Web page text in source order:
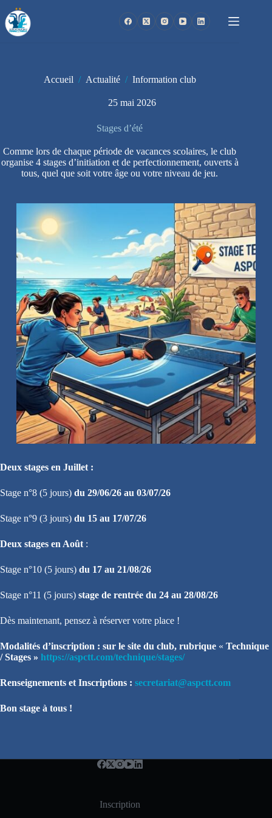
au
contenu
Accueil / Actualité / Information club
25 mai 2026
Stages d’été
Comme lors de chaque période de vacances scolaires, le club
organise 4 stages d’initiation et de perfectionnement, ouverts à
tous, quel que soit votre âge ou votre niveau de jeu.
Deux stages en Juillet :
Stage n°8 (5 jours) du 29/06/26 au 03/07/26
Stage n°9 (3 jours) du 15 au 17/07/26
Deux stages en Août :
Stage n°10 (5 jours) du 17 au 21/08/26
Stage n°11 (5 jours) stage de rentrée du 24 au 28/08/26
Dès maintenant, pensez à réserver votre place !
Modalités d’inscription : sur le site du club, rubrique « Technique
/ Stages » https://aspctt.com/technique/stages/
Renseignements et Inscriptions : secretariat@aspctt.com
Bon stage à tous !
Inscription